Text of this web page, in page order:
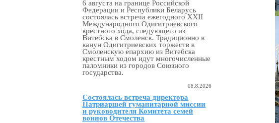
6 августа на границе Российской
Федерации и Республики Беларусь
состоялась встреча ежегодного XXII
Международного Одигитриевского
крестного хода, следующего из
Витебска в Смоленск. Традиционно в
канун Одигитриевских торжеств в
Смоленскую епархию из Витебска
крестным ходом идут многочисленные
паломники из городов Союзного
государства.
08.8.2026
Состоялась встреча директора
Патриаршей гуманитарной миссии
и руководителя Комитета семей
воинов Отечества